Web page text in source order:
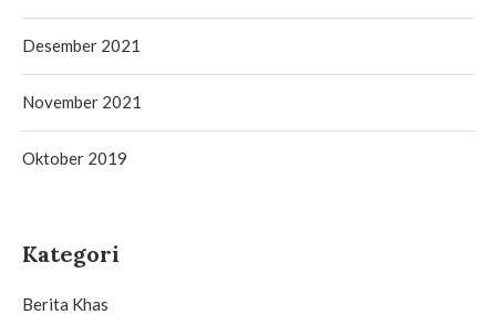
Desember 2021
November 2021
Oktober 2019
Kategori
Berita Khas